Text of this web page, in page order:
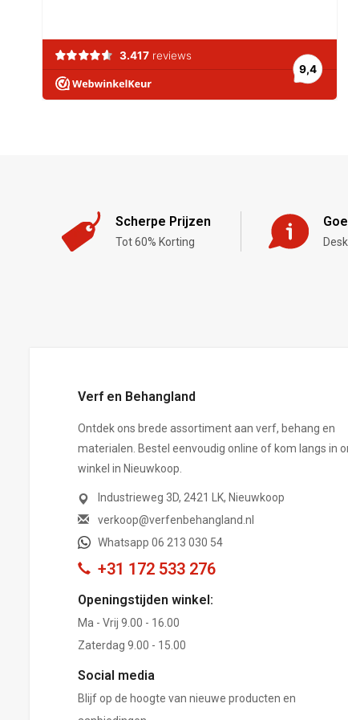
Scherpe Prijzen
Tot 60% Korting
Verf en Behangland
Ontdek ons brede assortiment aan verf, behang en
materialen. Bestel eenvoudig online of kom langs in
winkel in Nieuwkoop.
Industrieweg 3D, 2421 LK, Nieuwkoop
verkoop@verfenbehangland.nl
Whatsapp 06 213 030 54
+31 172 533 276
Openingstijden winkel:
Ma - Vrij 9.00 - 16.00
Zaterdag 9.00 - 15.00
Social media
Blijf op de hoogte van nieuwe producten en